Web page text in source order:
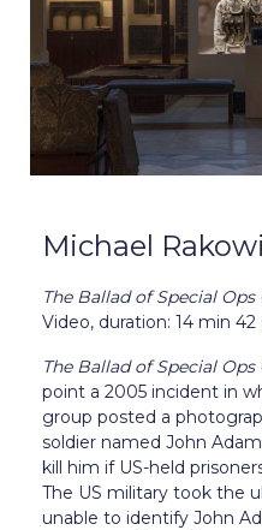
Michael
The Ballad of Special Ops
Video, duration: 14 min 42
The Ballad of Special Ops
point a 2005 incident in
group posted a
soldier named John
kill him if US-held
The US military took the
unable to identify John